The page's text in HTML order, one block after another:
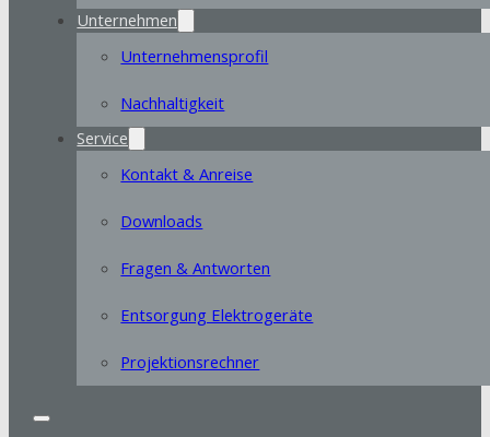
Unternehmen
Unternehmensprofil
Nachhaltigkeit
Service
Kontakt & Anreise
Downloads
Fragen & Antworten
Entsorgung Elektrogeräte
Projektionsrechner